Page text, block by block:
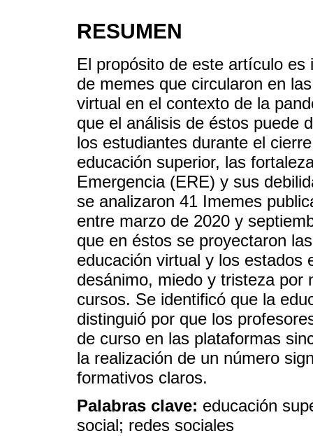
RESUMEN
El propósito de este artículo
de memes que circularon en
virtual en el contexto de la
que el análisis de éstos puede
los estudiantes durante el
educación superior, las
Emergencia (ERE) y sus
se analizaron 41 Imemes
entre marzo de 2020 y
que en éstos se proyectaron
educación virtual y los estados
desánimo, miedo y tristeza por
cursos. Se identificó que la
distinguió por que los
de curso en las plataformas
la realización de un número
formativos claros.
Palabras clave: educación
social; redes sociales